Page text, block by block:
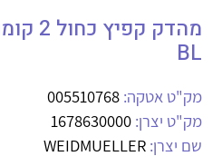
איכות |
אטקה בע”מ היא החברה הגדולה
מיתוג, בקרה , ואינסטלציה חשמלית
חשמל מיתוג ואינסטלציה חשמלית
לכל מוצרי היצרן
BL
מק"ט אטקה: 005510768
מק"ט יצרן: 1678630000
שם יצרן: WEIDMUELLER